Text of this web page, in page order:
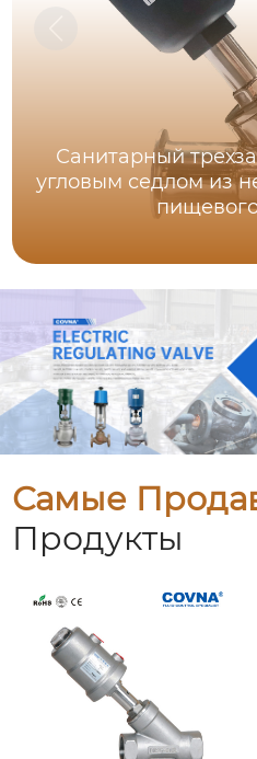
Санитарный
угловым седлом из
Самые
Продукты